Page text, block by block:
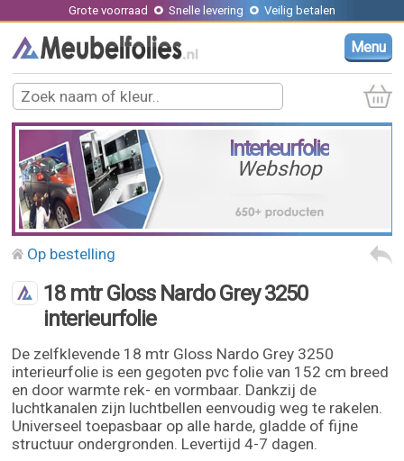
Grote voorraad Snelle levering Veilig betalen
Menu
Interieurfolie
Webshop
Op bestelling
18 mtr Gloss Nardo Grey 3250
interieurfolie
De zelfklevende 18 mtr Gloss Nardo Grey 3250
interieurfolie is een gegoten pvc folie van 152 cm breed
en door warmte rek- en vormbaar. Dankzij de
luchtkanalen zijn luchtbellen eenvoudig weg te rakelen.
Universeel toepasbaar op alle harde, gladde of fijne
structuur ondergronden. Levertijd 4-7 dagen.